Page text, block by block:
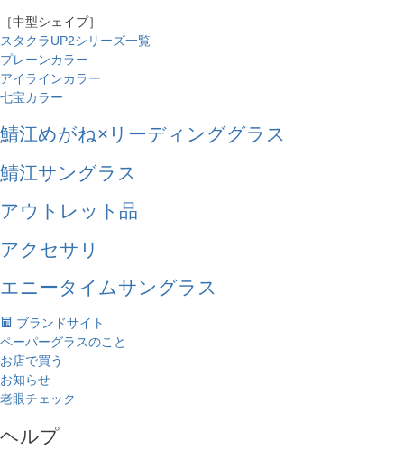
［中型シェイプ］
スタクラUP2シリーズ一覧
プレーンカラー
アイラインカラー
七宝カラー
鯖江めがね×リーディンググラス
鯖江サングラス
アウトレット品
アクセサリ
エニータイムサングラス
ブランドサイト
ペーパーグラスのこと
お店で買う
お知らせ
老眼チェック
ヘルプ